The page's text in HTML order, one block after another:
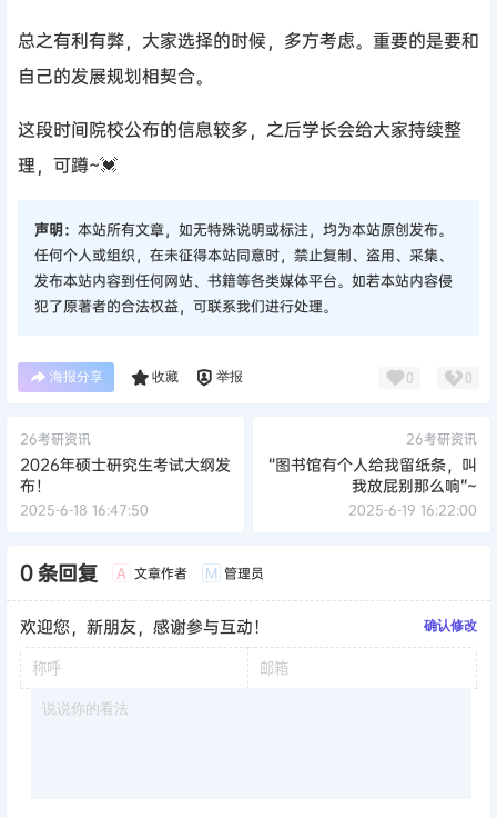
总之有利有弊，大家选择的时候，多方考虑。重要的是要和
自己的发展规划相契合。
这段时间院校公布的信息较多，之后学长会给大家持续整
理，可蹲~💓
声明： 本站所有文章，如无特殊说明或标注，均为本站原创发布。
任何个人或组织，在未征得本站同意时，禁止复制、盗用、采集、
发布本站内容到任何网站、书籍等各类媒体平台。如若本站内容侵
犯了原著者的合法权益，可联系我们进行处理。
海报分享 收藏 举报 0 0
26考研资讯
2026年硕士研究生考试大纲发
布！
2025-6-18 16:47:50
26考研资讯
“图书馆有个人给我留纸条，叫
我放屁别那么响”~
2025-6-19 16:22:00
0 条回复 A 文章作者 M 管理员
欢迎您，新朋友，感谢参与互动！ 确认修改